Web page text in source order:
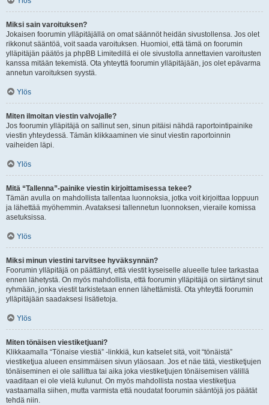
Miksi sain varoituksen?
Jokaisen foorumin ylläpitäjällä on omat säännöt heidän sivustollensa. Jos olet
rikkonut sääntöä, voit saada varoituksen. Huomioi, että tämä on foorumin
ylläpitäjän päätös ja phpBB Limitedillä ei ole sivustolla annettavien varoitusten
kanssa mitään tekemistä. Ota yhteyttä foorumin ylläpitäjään, jos olet epävarma
annetun varoituksen syystä.
Ylös
Miten ilmoitan viestin valvojalle?
Jos foorumin ylläpitäjä on sallinut sen, sinun pitäisi nähdä raportointipainike
viestin yhteydessä. Tämän klikkaaminen vie sinut viestin raportoinnin
vaiheiden läpi.
Ylös
Mitä “Tallenna”-painike viestin kirjoittamisessa tekee?
Tämän avulla on mahdollista tallentaa luonnoksia, jotka voit kirjoittaa loppuun
ja lähettää myöhemmin. Avataksesi tallennetun luonnoksen, vieraile komissa
asetuksissa.
Ylös
Miksi minun viestini tarvitsee hyväksynnän?
Foorumin ylläpitäjä on päättänyt, että viestit kyseiselle alueelle tulee tarkastaa
ennen lähetystä. On myös mahdollista, että foorumin ylläpitäjä on siirtänyt sinut
ryhmään, jonka viestit tarkistetaan ennen lähettämistä. Ota yhteyttä foorumin
ylläpitäjään saadaksesi lisätietoja.
Ylös
Miten tönäisen viestiketjuani?
Klikkaamalla “Tönaise viestiä” -linkkiä, kun katselet sitä, voit “tönäistä”
viestiketjua alueen ensimmäisen sivun yläosaan. Jos et näe tätä, viestiketjujen
tönäiseminen ei ole sallittua tai aika joka viestiketjujen tönäisemisen välillä
vaaditaan ei ole vielä kulunut. On myös mahdollista nostaa viestiketjua
vastaamalla siihen, mutta varmista että noudatat foorumin sääntöjä jos päätät
tehdä niin.